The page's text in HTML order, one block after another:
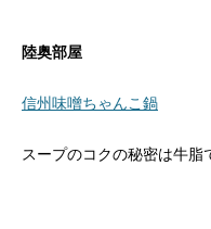
陸奥部屋
信州味噌ちゃんこ鍋
スープのコクの秘密は牛脂